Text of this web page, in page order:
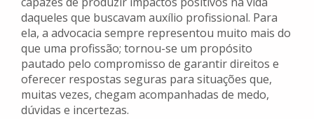
daqueles que buscavam auxílio profissional. Para
ela, a advocacia sempre representou muito mais do
que uma profissão; tornou-se um propósito
pautado pelo compromisso de garantir direitos e
oferecer respostas seguras para situações que,
muitas vezes, chegam acompanhadas de medo,
dúvidas e incertezas.